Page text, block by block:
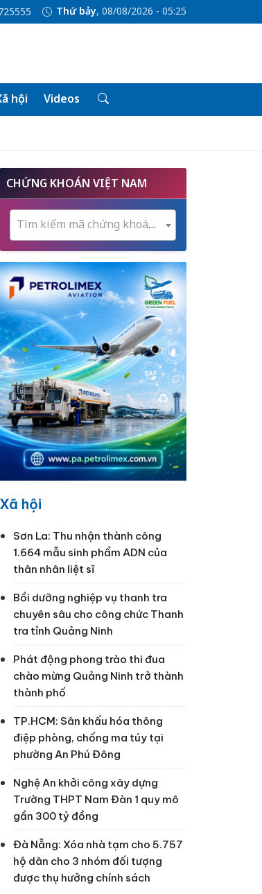
Thứ bảy, 08/08/2026 - 05:25
hội Videos
CHỨNG KHOÁN VIỆT NAM
Tìm kiếm mã chứng khoán...
Xã hội
Sơn La: Thu nhận thành công
1.664 mẫu sinh phẩm ADN của
thân nhân liệt sĩ
Bồi dưỡng nghiệp vụ thanh tra
chuyên sâu cho công chức Thanh
tra tỉnh Quảng Ninh
Phát động phong trào thi đua
chào mừng Quảng Ninh trở thành
thành phố
TP.HCM: Sân khấu hóa thông
điệp phòng, chống ma túy tại
phường An Phú Đông
Nghệ An khởi công xây dựng
Trường THPT Nam Đàn 1 quy mô
gần 300 tỷ đồng
Đà Nẵng: Xóa nhà tạm cho 5.757
hộ dân cho 3 nhóm đối tượng
được thụ hưởng chính sách